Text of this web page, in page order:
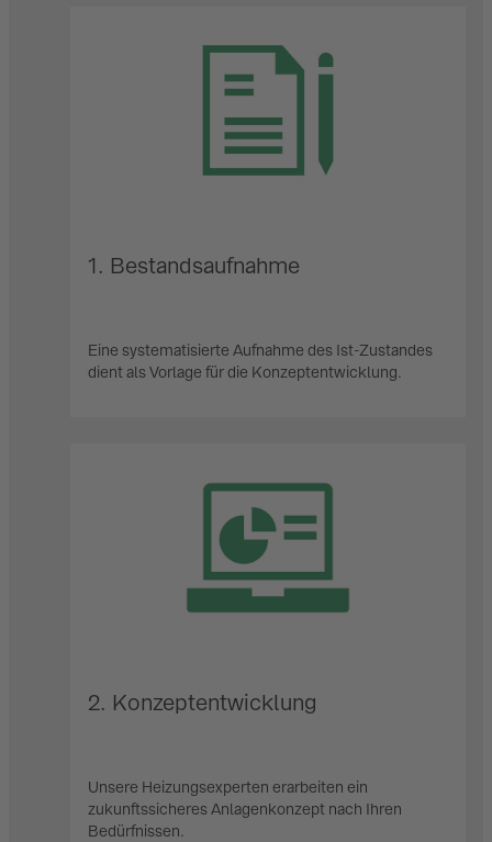
1. Bestandsaufnahme
Eine systematisierte Aufnahme des Ist-Zustandes
dient als Vorlage für die Konzeptentwicklung.
2. Konzeptentwicklung
Unsere Heizungsexperten erarbeiten ein
zukunftssicheres Anlagenkonzept nach Ihren
Bedürfnissen.